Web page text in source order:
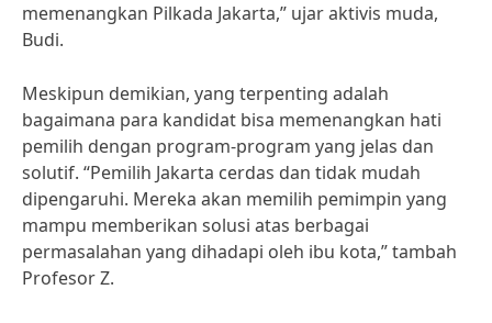
memenangkan Pilkada Jakarta,” ujar aktivis muda,
Budi.
Meskipun demikian, yang terpenting adalah
bagaimana para kandidat bisa memenangkan hati
pemilih dengan program-program yang jelas dan
solutif. “Pemilih Jakarta cerdas dan tidak mudah
dipengaruhi. Mereka akan memilih pemimpin yang
mampu memberikan solusi atas berbagai
permasalahan yang dihadapi oleh ibu kota,” tambah
Profesor Z.